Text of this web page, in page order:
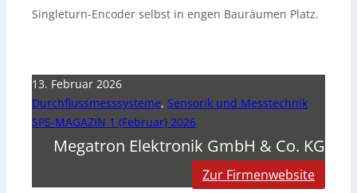
Singleturn-Encoder selbst in engen Bauräumen Platz.
13. Februar 2026
Durchflussmesssysteme, Sensorik und Messtechnik
SPS-MAGAZIN 1 (Februar) 2026
Megatron Elektronik GmbH & Co. KG
Zur Firmenwebsite